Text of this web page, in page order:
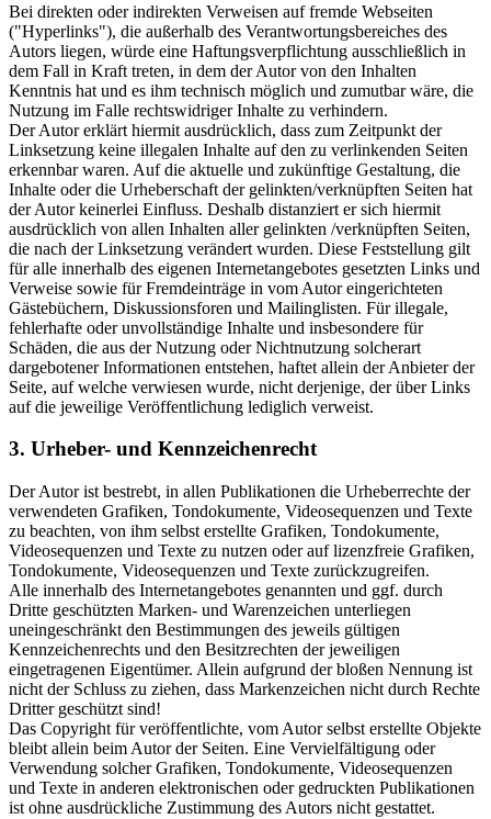
Bei direkten oder indirekten Verweisen auf fremde Webseiten
("Hyperlinks"), die außerhalb des Verantwortungsbereiches des
Autors liegen, würde eine Haftungsverpflichtung ausschließlich in
dem Fall in Kraft treten, in dem der Autor von den Inhalten
Kenntnis hat und es ihm technisch möglich und zumutbar wäre, die
Nutzung im Falle rechtswidriger Inhalte zu verhindern.
Der Autor erklärt hiermit ausdrücklich, dass zum Zeitpunkt der
Linksetzung keine illegalen Inhalte auf den zu verlinkenden Seiten
erkennbar waren. Auf die aktuelle und zukünftige Gestaltung, die
Inhalte oder die Urheberschaft der gelinkten/verknüpften Seiten hat
der Autor keinerlei Einfluss. Deshalb distanziert er sich hiermit
ausdrücklich von allen Inhalten aller gelinkten /verknüpften Seiten,
die nach der Linksetzung verändert wurden. Diese Feststellung gilt
für alle innerhalb des eigenen Internetangebotes gesetzten Links und
Verweise sowie für Fremdeinträge in vom Autor eingerichteten
Gästebüchern, Diskussionsforen und Mailinglisten. Für illegale,
fehlerhafte oder unvollständige Inhalte und insbesondere für
Schäden, die aus der Nutzung oder Nichtnutzung solcherart
dargebotener Informationen entstehen, haftet allein der Anbieter der
Seite, auf welche verwiesen wurde, nicht derjenige, der über Links
auf die jeweilige Veröffentlichung lediglich verweist.
3. Urheber- und Kennzeichenrecht
Der Autor ist bestrebt, in allen Publikationen die Urheberrechte der
verwendeten Grafiken, Tondokumente, Videosequenzen und Texte
zu beachten, von ihm selbst erstellte Grafiken, Tondokumente,
Videosequenzen und Texte zu nutzen oder auf lizenzfreie Grafiken,
Tondokumente, Videosequenzen und Texte zurückzugreifen.
Alle innerhalb des Internetangebotes genannten und ggf. durch
Dritte geschützten Marken- und Warenzeichen unterliegen
uneingeschränkt den Bestimmungen des jeweils gültigen
Kennzeichenrechts und den Besitzrechten der jeweiligen
eingetragenen Eigentümer. Allein aufgrund der bloßen Nennung ist
nicht der Schluss zu ziehen, dass Markenzeichen nicht durch Rechte
Dritter geschützt sind!
Das Copyright für veröffentlichte, vom Autor selbst erstellte Objekte
bleibt allein beim Autor der Seiten. Eine Vervielfältigung oder
Verwendung solcher Grafiken, Tondokumente, Videosequenzen
und Texte in anderen elektronischen oder gedruckten Publikationen
ist ohne ausdrückliche Zustimmung des Autors nicht gestattet.